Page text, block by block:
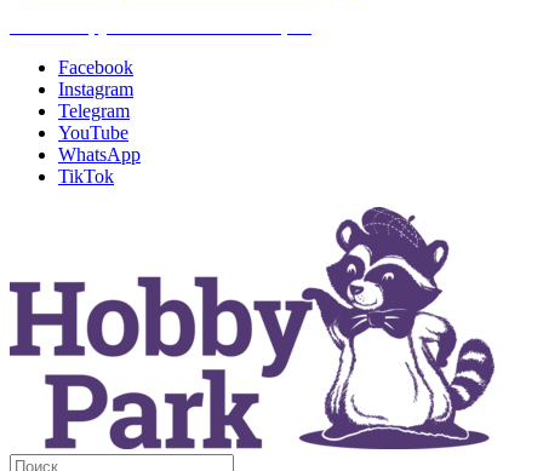
Facebook
Instagram
Telegram
YouTube
WhatsApp
TikTok